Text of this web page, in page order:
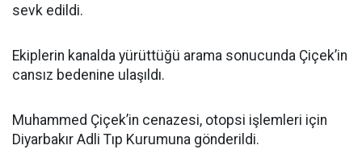
sevk edildi.
Ekiplerin kanalda yürüttüğü arama sonucunda Çiçek’in
cansız bedenine ulaşıldı.
Muhammed Çiçek’in cenazesi, otopsi işlemleri için
Diyarbakır Adli Tıp Kurumuna gönderildi.